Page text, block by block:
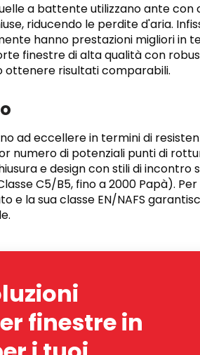
a battente utilizzano ante
riducendo le perdite d'aria.
hanno prestazioni migliori in
finestre di alta qualità con
ottenere risultati comparabili.
ad eccellere in termini di
numero di potenziali punti di
e design con stili di
C5/B5, fino a 2000 Papà).
e la sua classe EN/NAFS
finestre in